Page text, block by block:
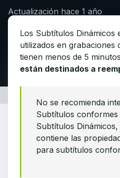
Actualización hace 1 año
Los Subtítulos Dinámicos
utilizados en grabaciones
tienen menos de 5
están destinados a
No se recomienda
Subtítulos
Subtítulos
contiene las
para subtítulos